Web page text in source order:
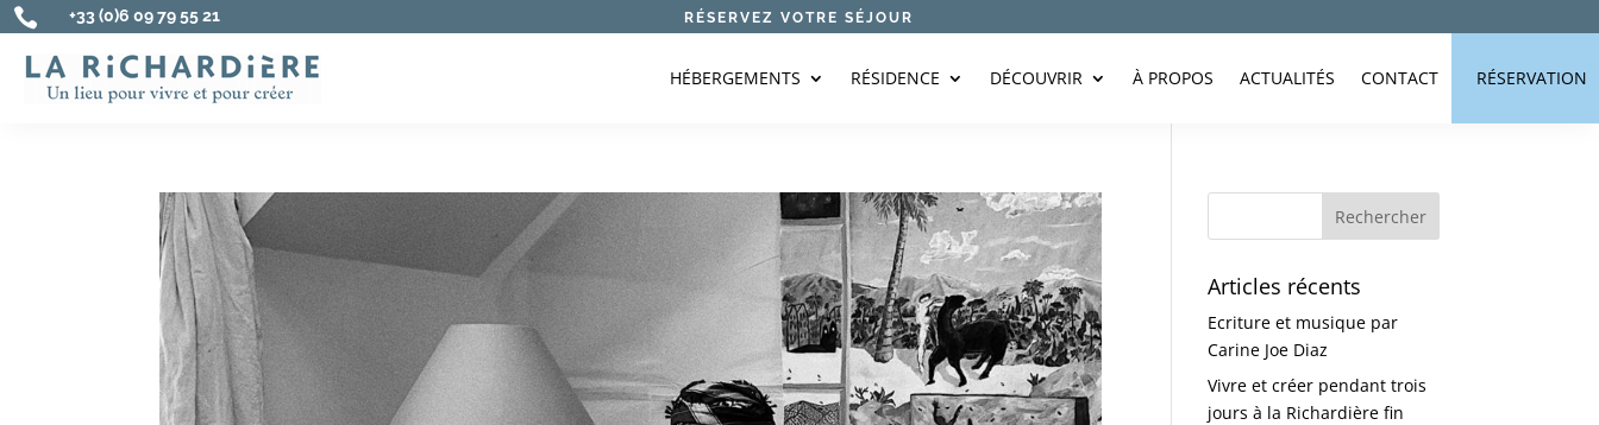
 +33 (0)6 09 79 55 21 RÉSERVEZ VOTRE SÉJOUR
HÉBERGEMENTS RÉSIDENCE DÉCOUVRIR À PROPOS ACTUALITÉS CONTACT RÉSERVATION
Articles récents
Ecriture et musique par
Carine Joe Diaz
Vivre et créer pendant trois
jours à la Richardière fin